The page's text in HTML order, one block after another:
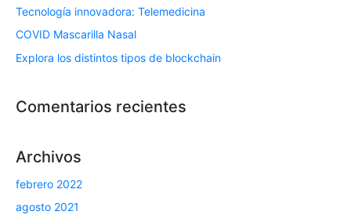
Tecnología innovadora: Telemedicina
COVID Mascarilla Nasal
Explora los distintos tipos de blockchain
Comentarios recientes
Archivos
febrero 2022
agosto 2021